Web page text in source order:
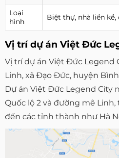
Loại
hình
Biệt thự, nhà liền kề,
Vị trí dự án Việt Đức
Vị trí dự án Việt Đức Legend
Linh, xã Đạo Đức, huyện
Dự án Việt Đức Legend City
Quốc lộ 2 và đường mê
đến các tỉnh thành như Hà